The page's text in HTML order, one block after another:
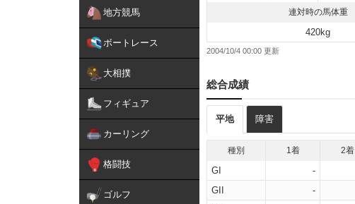
地方競馬
ボートレース
大相撲
フィギュア
カーリング
格闘技
ゴルフ
連対時の馬体重
420kg
2004/10/4 00:00
総合成績
平地 障害
種別 1着 2着
GI -
GII
-